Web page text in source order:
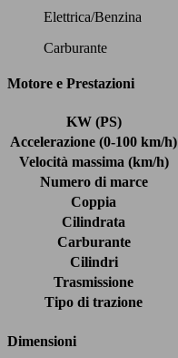
Elettrica/Benzina
Carburante
Motore e Prestazioni
KW (PS)
Accelerazione (0-100 km/h)
Velocità massima (km/h)
Numero di marce
Coppia
Cilindrata
Carburante
Cilindri
Trasmissione
Tipo di trazione
Dimensioni